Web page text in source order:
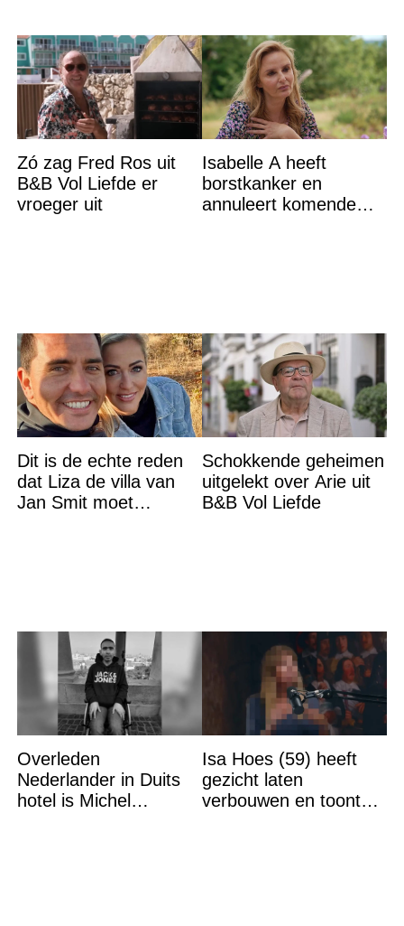
Zó zag Fred Ros uit
B&B Vol Liefde er
vroeger uit
Isabelle A heeft
borstkanker en
annuleert komende
Dit is de echte reden
dat Liza de villa van
Jan Smit moet
Schokkende geheimen
uitgelekt over Arie uit
B&B Vol Liefde
Overleden
Nederlander in Duits
hotel is Michel
Isa Hoes (59) heeft
gezicht laten
verbouwen en toont